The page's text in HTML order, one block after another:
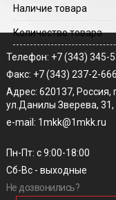
Наличие товара
Количество товара
Телефон: +7 (343) 345-
Факс: +7 (343) 237-2-666
Адрес: 620137, Россия,
ул.Данилы Зверева, 31,
e-mail: 1mkk@1mkk.ru
Пн-Пт: с 9:00-18:00
Сб-Вс - выходные
Не дозвонились?